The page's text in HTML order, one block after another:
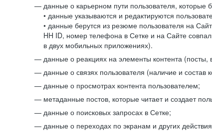
данные о карьерном пути пользователя, которые
• данные указываются и редактируются
• данные берутся из резюме пользователя на
HH ID, номер телефона в Сетке и на Сайте
в двух мобильных приложениях).
данные о реакциях на элементы контента (посты,
данные о связях пользователя (наличие и состав
данные о просмотрах контента пользователем;
метаданные постов, которые читает и создает
данные о поисковых запросах в Сетке;
данные о переходах по экранам и других